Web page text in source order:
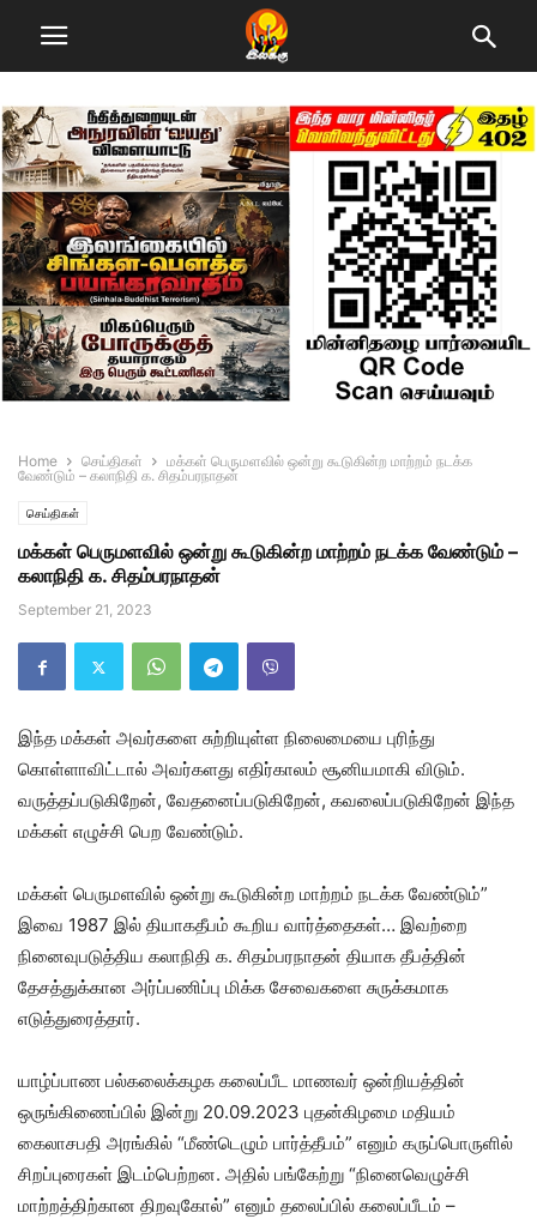
Home செய்திகள்
மக்கள் பெருமளவில் ஒன்று கூடுகின்ற மாற்றம் நடக்க
வேண்டும் – கலாநிதி க. சிதம்பரநாதன்
செய்திகள்
மக்கள் பெருமளவில் ஒன்று கூடுகின்ற மாற்றம் நடக்க வேண்டும் –
கலாநிதி க. சிதம்பரநாதன்
September 21, 2023
இந்த மக்கள் அவர்களை சுற்றியுள்ள நிலைமையை புரிந்து
கொள்ளாவிட்டால் அவர்களது எதிர்காலம் சூனியமாகி விடும்.
வருத்தப்படுகிறேன், வேதனைப்படுகிறேன், கவலைப்படுகிறேன் இந்த
மக்கள் எழுச்சி பெற வேண்டும்.
மக்கள் பெருமளவில் ஒன்று கூடுகின்ற மாற்றம் நடக்க வேண்டும்”
இவை 1987 இல் தியாகதீபம் கூறிய வார்த்தைகள்… இவற்றை
நினைவுபடுத்திய கலாநிதி க. சிதம்பரநாதன் தியாக தீபத்தின்
தேசத்துக்கான அர்ப்பணிப்பு மிக்க சேவைகளை சுருக்கமாக
எடுத்துரைத்தார்.
யாழ்ப்பாண பல்கலைக்கழக கலைப்பீட மாணவர் ஒன்றியத்தின்
ஒருங்கிணைப்பில் இன்று 20.09.2023 புதன்கிழமை மதியம்
கைலாசபதி அரங்கில் “மீண்டெழும் பார்த்தீபம்” எனும் கருப்பொருளில்
சிறப்புரைகள் இடம்பெற்றன. அதில் பங்கேற்று “நினைவெழுச்சி
மாற்றத்திற்கான திறவுகோல்” எனும் தலைப்பில் கலைப்பீடம் –